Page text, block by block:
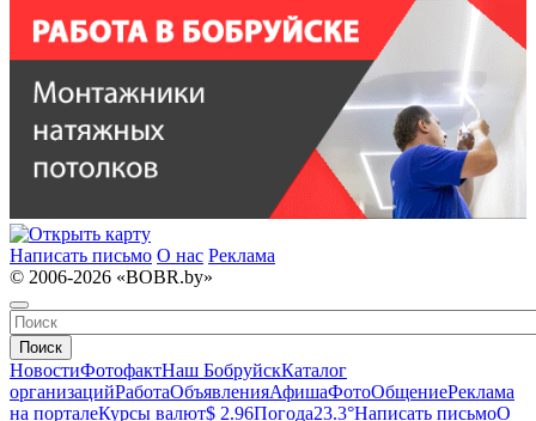
Написать письмо О нас Реклама
© 2006-2026 «BOBR.by»
Поиск
НовостиФотофактНаш БобруйскКаталог
организацийРаботаОбъявленияАфишаФотоОбщениеРеклама
на порталеКурсы валют$ 2.96Погода23.3°Написать письмоО